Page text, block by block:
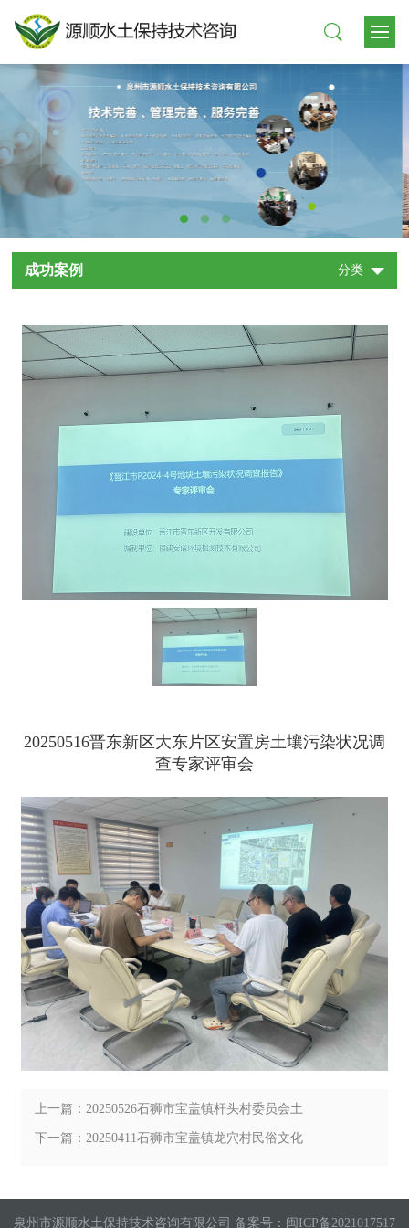
成功案例 分类
20250516晋东新区大东片区安置房土壤污染状况调
查专家评审会
上一篇：20250526石狮市宝盖镇杆头村委员会土
壤污染状况调查评审会
下一篇：20250411石狮市宝盖镇龙穴村民俗文化
泉州市源顺水土保持技术咨询有限公司 备案号： 闽ICP备2021017517